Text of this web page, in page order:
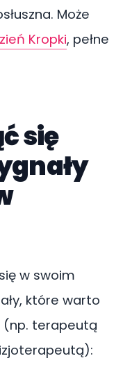
Może
Kropki, pełne
się
w swoim
które warto
(np. terapeutą